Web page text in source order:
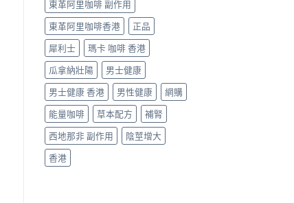
東革阿里咖啡 副作用
東革阿里咖啡香港
正品
犀利士
瑪卡 咖啡 香港
瓜拿納壯陽
男士健康
男士健康 香港
男性健康
網購
能量咖啡
草本配方
補腎
西地那非 副作用
陰莖增大
香港